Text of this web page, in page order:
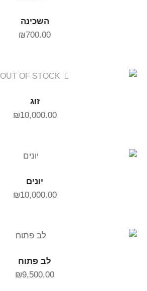
הוספה לסל
השכינה
₪700.00
OUT OF STOCK
מידע נוסף
זוג
₪10,000.00
הוספה לסל
יונים
₪10,000.00
הוספה לסל
לב פתוח
₪9,500.00